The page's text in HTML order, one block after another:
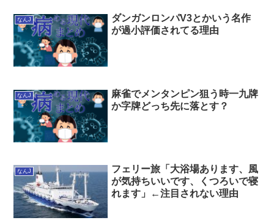
なんJ
ダンガンロンパV3とかいう名作
が過小評価されてる理由
なんJ
麻雀でメンタンピン狙う時一九牌
か字牌どっち先に落とす？
なんJ
フェリー旅「大浴場あります、風
が気持ちいいです、くつろいで寝
れます」←注目されない理由